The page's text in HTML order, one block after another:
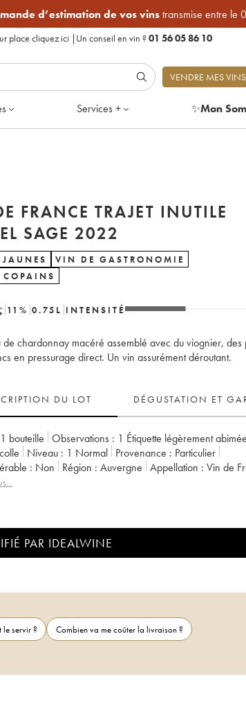
d’estimation de vos vinstransmise entre le
place cliquez ici | Un conseil en vin ?01 56 05 86 10
VENDRE MES VINS
Services + ✨Mon
FRANCE TRAJET INUTILE
DANIEL SAGE 2022
VIN DE GASTRONOMIE
11 % 0.75 L INTENSITÉ
de chardonnay macéré assemblé avec du viognier, des
en pressurage direct. Un vin assurément déroutant.
DU LOT DÉGUSTATION ET
1 bouteille Observations : 1 Étiquette légèrement
Niveau : 1 Normal Provenance : particulier
:
non Région : Auvergne Appellation :
Vin de
:
PAR IDEALWINE
le servir ?
Combien va me coûter la livraison ?